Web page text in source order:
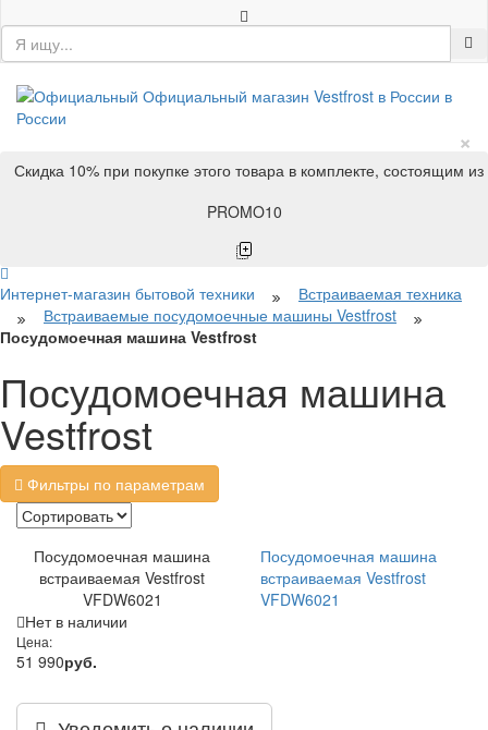
×
Скидка 10% при покупке этого товара в комплекте, состоящим
PROMO10
Интернет-магазин бытовой техники
Встраиваемая техника
Встраиваемые посудомоечные машины Vestfrost
Посудомоечная машина Vestfrost
Посудомоечная машина
Vestfrost
Фильтры по параметрам
Посудомоечная машина
встраиваемая Vestfrost
VFDW6021
Посудомоечная машина
встраиваемая Vestfrost
VFDW6021
Нет в наличии
Цена:
51 990руб.